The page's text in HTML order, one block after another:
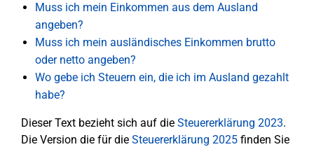
Muss ich mein Einkommen aus dem Ausland
angeben?
Muss ich mein ausländisches Einkommen brutto
oder netto angeben?
Wo gebe ich Steuern ein, die ich im Ausland gezahlt
habe?
Dieser Text bezieht sich auf die Steuererklärung 2023.
Die Version die für die Steuererklärung 2025 finden Sie